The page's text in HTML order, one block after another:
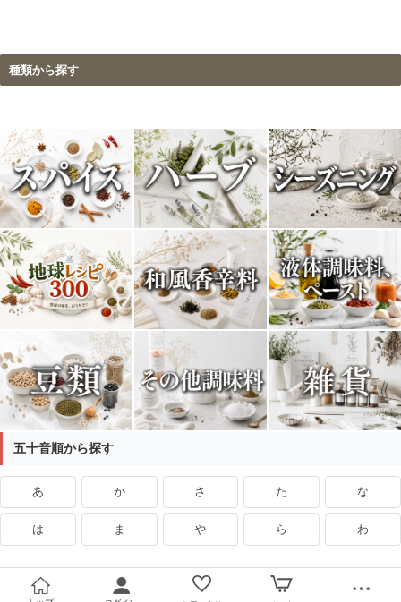
種類から探す
五十音順から探す
あ か さ た な
は ま や ら わ